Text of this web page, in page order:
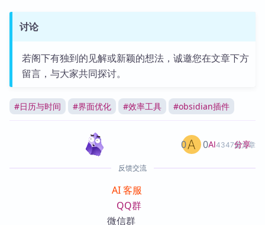
讨论
若阁下有独到的见解或新颖的想法，诚邀您在文章下方
留言，与大家共同探讨。
#日历与时间 #界面优化 #效率工具 #obsidian插件
AI4347篇文章
0 0 分享
反馈交流
AI 客服
QQ群
微信群